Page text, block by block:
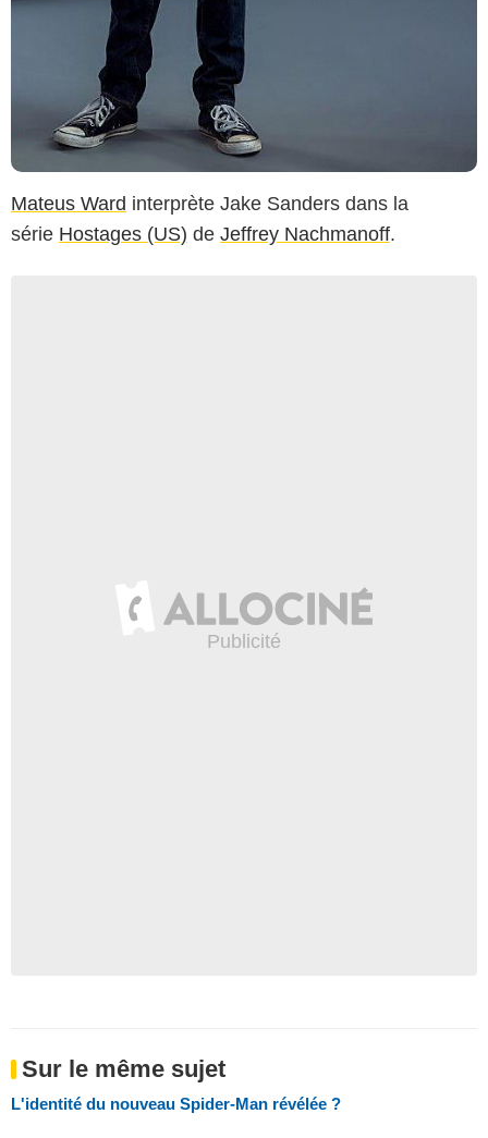
Mateus Ward interprète Jake Sanders dans la
série Hostages (US) de Jeffrey Nachmanoff.
Sur le même sujet
L'identité du nouveau Spider-Man révélée ?